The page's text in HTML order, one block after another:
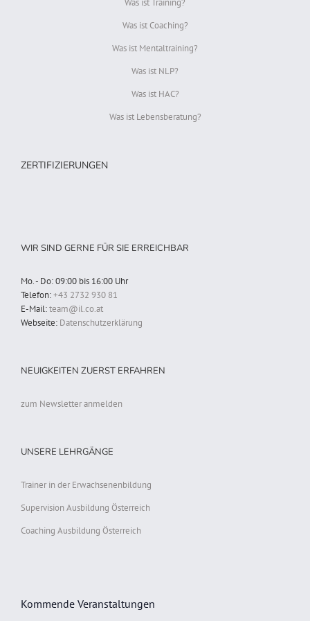
Was ist Training?
Was ist Coaching?
Was ist Mentaltraining?
Was ist NLP?
Was ist HAC?
Was ist Lebensberatung?
ZERTIFIZIERUNGEN
WIR SIND GERNE FÜR SIE ERREICHBAR
Mo. - Do: 09:00 bis 16:00 Uhr
Telefon:+43 2732 930 81
E-Mail:team@il.co.at
Webseite: Datenschutzerklärung
NEUIGKEITEN ZUERST ERFAHREN
zum Newsletter anmelden
UNSERE LEHRGÄNGE
Trainer in der Erwachsenenbildung
Supervision Ausbildung Österreich
Coaching Ausbildung Österreich
Kommende Veranstaltungen